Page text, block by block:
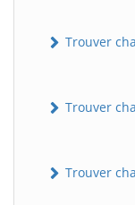
Trouver
Trouver
Trouver